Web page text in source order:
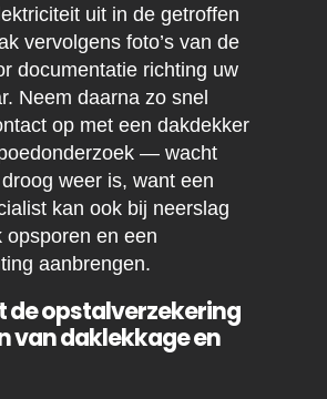
uit in de getroffen
vervolgens foto’s van de
documentatie richting uw
Neem daarna zo snel
op met een dakdekker
— wacht
weer is, want een
kan ook bij neerslag
opsporen en een
aanbrengen.
de opstalverzekering
van daklekkage en